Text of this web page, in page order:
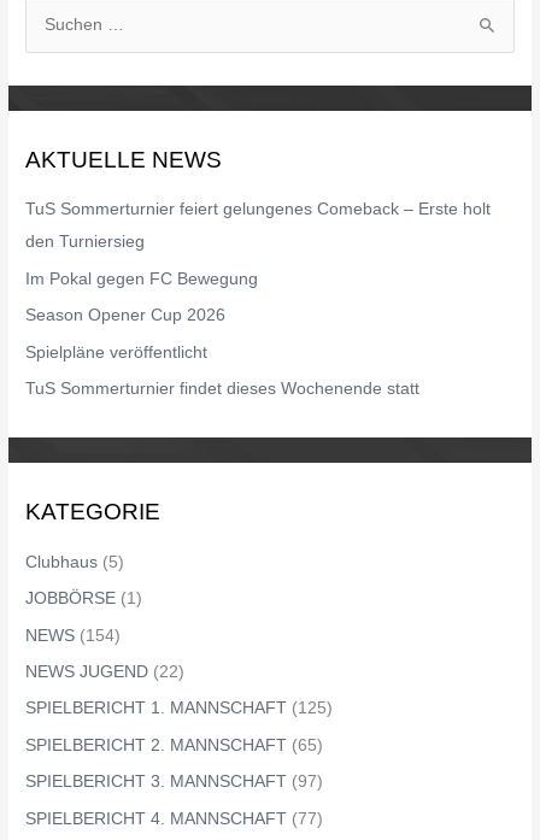
e
h
:
AKTUELLE NEWS
TuS Sommerturnier feiert gelungenes Comeback – Erste holt
den Turniersieg
Im Pokal gegen FC Bewegung
Season Opener Cup 2026
Spielpläne veröffentlicht
TuS Sommerturnier findet dieses Wochenende statt
KATEGORIE
Clubhaus (5)
JOBBÖRSE (1)
NEWS (154)
NEWS JUGEND (22)
SPIELBERICHT 1. MANNSCHAFT (125)
SPIELBERICHT 2. MANNSCHAFT (65)
SPIELBERICHT 3. MANNSCHAFT (97)
SPIELBERICHT 4. MANNSCHAFT (77)